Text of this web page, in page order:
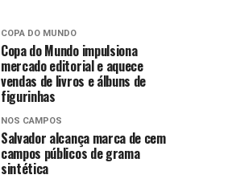
COPA DO MUNDO
Copa do Mundo impulsiona
mercado editorial e aquece
vendas de livros e álbuns de
figurinhas
NOS CAMPOS
Salvador alcança marca de cem
campos públicos de grama
sintética